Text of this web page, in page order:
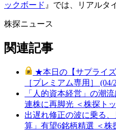
ックボード 』では、リアルタ
株探ニュース
関連記事
★本日の【サプライ
［プレミアム専用］ (04/
「人的資本経営」の潮
連株に再脚光 ＜株探ト
出遅れ修正の波に乗る
算」有望6銘柄精選 ＜株